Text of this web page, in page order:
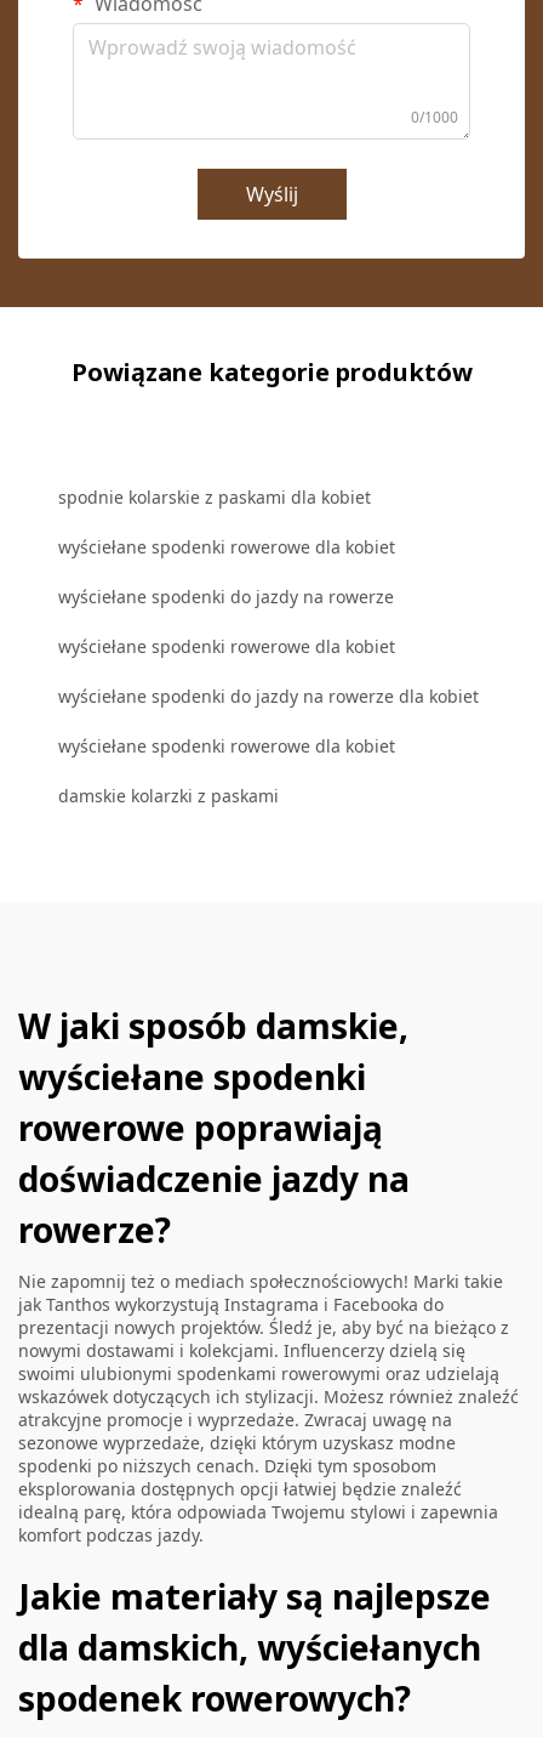
0/1000
Wyślij
Powiązane kategorie produktów
spodnie kolarskie z paskami dla kobiet
wyściełane spodenki rowerowe dla kobiet
wyściełane spodenki do jazdy na rowerze
wyściełane spodenki rowerowe dla kobiet
wyściełane spodenki do jazdy na rowerze dla kobiet
wyściełane spodenki rowerowe dla kobiet
damskie kolarzki z paskami
W jaki sposób damskie,
wyściełane spodenki
rowerowe poprawiają
doświadczenie jazdy na
rowerze?
Nie zapomnij też o mediach społecznościowych! Marki takie
jak Tanthos wykorzystują Instagrama i Facebooka do
prezentacji nowych projektów. Śledź je, aby być na bieżąco z
nowymi dostawami i kolekcjami. Influencerzy dzielą się
swoimi ulubionymi spodenkami rowerowymi oraz udzielają
wskazówek dotyczących ich stylizacji. Możesz również znaleźć
atrakcyjne promocje i wyprzedaże. Zwracaj uwagę na
sezonowe wyprzedaże, dzięki którym uzyskasz modne
spodenki po niższych cenach. Dzięki tym sposobom
eksplorowania dostępnych opcji łatwiej będzie znaleźć
idealną parę, która odpowiada Twojemu stylowi i zapewnia
komfort podczas jazdy.
Jakie materiały są najlepsze
dla damskich, wyściełanych
spodenek rowerowych?